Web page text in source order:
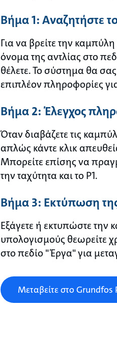
Βήμα 1: Αναζητήστε
Για να βρείτε την
όνομα της αντλίας στο
θέλετε. Το σύστημα θα
επιπλέον πληροφορίες
Βήμα 2: Έλεγχος
Όταν διαβάζετε τις
απλώς κάντε κλικ
Μπορείτε επίσης να
την ταχύτητα και το P1.
Βήμα 3: Εκτύπωση
Εξάγετε ή εκτυπώστε την
υπολογισμούς θεωρείτε
στο πεδίο "Έργα" για
Μεταβείτε στο